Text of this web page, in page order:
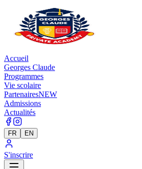
Accueil
Georges Claude
Programmes
Vie scolaire
PartenairesNEW
Admissions
Actualités
FR EN
S'inscrire